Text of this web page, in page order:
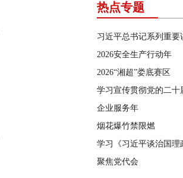
热点专题
习近平总书记系列重要
2026安全生产行动年
2026“湘超”娄底赛区
学习宣传贯彻党的二十
企业服务年
烟花爆竹禁限燃
学习《习近平谈治国理
聚焦党代会